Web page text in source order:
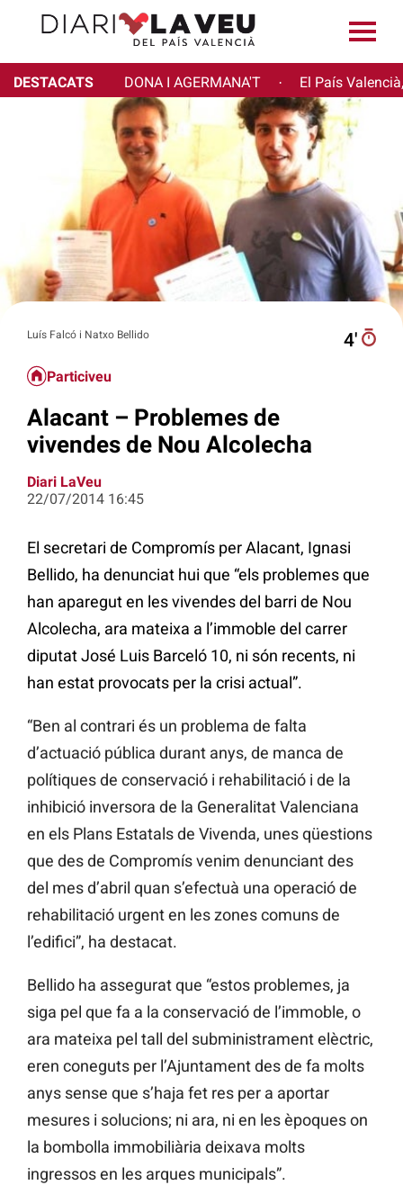
DESTACATS DONA I AGERMANA'T · El País
Luís Falcó i Natxo Bellido 4′
Particiveu
Alacant – Problemes de
vivendes de Nou Alcolecha
Diari LaVeu
22/07/2014 16:45
El secretari de Compromís per Alacant, Ignasi
Bellido, ha denunciat hui que “els problemes que
han aparegut en les vivendes del barri de Nou
Alcolecha, ara mateixa a l’immoble del carrer
diputat José Luis Barceló 10, ni són recents, ni
han estat provocats per la crisi actual”.
“Ben al contrari és un problema de falta
d’actuació pública durant anys, de manca de
polítiques de conservació i rehabilitació i de la
inhibició inversora de la Generalitat Valenciana
en els Plans Estatals de Vivenda, unes qüestions
que des de Compromís venim denunciant des
del mes d’abril quan s’efectuà una operació de
rehabilitació urgent en les zones comuns de
l’edifici”, ha destacat.
Bellido ha assegurat que “estos problemes, ja
siga pel que fa a la conservació de l’immoble, o
ara mateixa pel tall del subministrament elèctric,
eren coneguts per l’Ajuntament des de fa molts
anys sense que s’haja fet res per a aportar
mesures i solucions; ni ara, ni en les èpoques on
la bombolla immobiliària deixava molts
ingressos en les arques municipals”.